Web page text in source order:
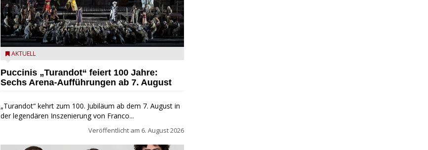
Turandot in der Arena von Verona - Ennevi für
AKTUELL
Puccinis „Turandot“ feiert 100 Jahre:
Sechs Arena-Aufführungen ab 7. August
„Turandot“ kehrt zum 100. Jubiläum ab dem 7. August in
der legendären Inszenierung von Franco...
Veröffentlicht am 6. August 2026